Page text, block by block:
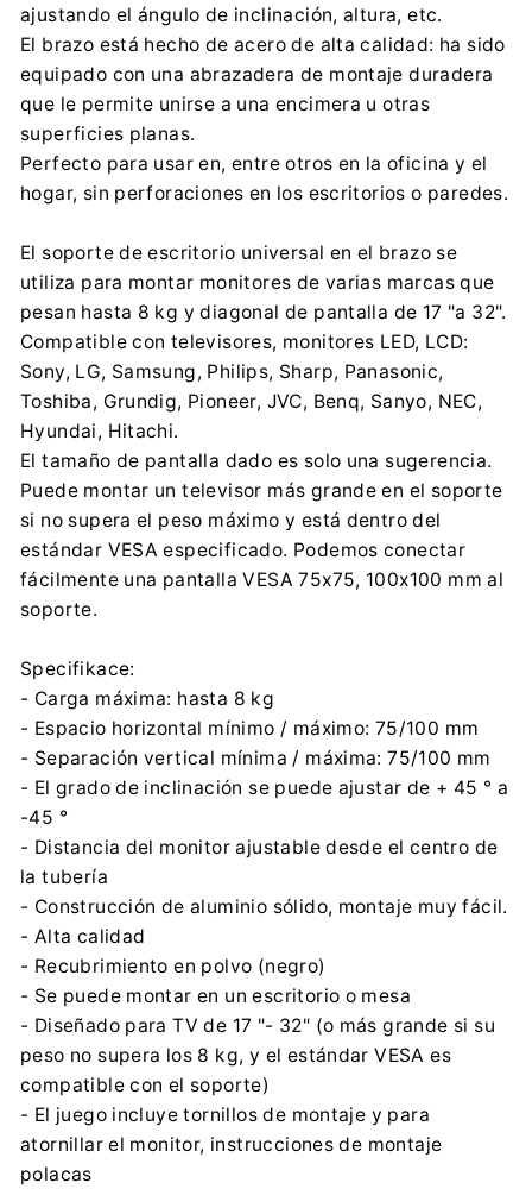
ajustando el ángulo de inclinación, altura, etc.
El brazo está hecho de acero de alta calidad: ha sido
equipado con una abrazadera de montaje duradera
que le permite unirse a una encimera u otras
superficies planas.
Perfecto para usar en, entre otros en la oficina y el
hogar, sin perforaciones en los escritorios o paredes.
El soporte de escritorio universal en el brazo se
utiliza para montar monitores de varias marcas que
pesan hasta 8 kg y diagonal de pantalla de 17 "a 32".
Compatible con televisores, monitores LED, LCD:
Sony, LG, Samsung, Philips, Sharp, Panasonic,
Toshiba, Grundig, Pioneer, JVC, Benq, Sanyo, NEC,
Hyundai, Hitachi.
El tamaño de pantalla dado es solo una sugerencia.
Puede montar un televisor más grande en el soporte
si no supera el peso máximo y está dentro del
estándar VESA especificado. Podemos conectar
fácilmente una pantalla VESA 75x75, 100x100 mm al
soporte.
Specifikace:
- Carga máxima: hasta 8 kg
- Espacio horizontal mínimo / máximo: 75/100 mm
- Separación vertical mínima / máxima: 75/100 mm
- El grado de inclinación se puede ajustar de + 45 ° a
-45 °
- Distancia del monitor ajustable desde el centro de
la tubería
- Construcción de aluminio sólido, montaje muy fácil.
- Alta calidad
- Recubrimiento en polvo (negro)
- Se puede montar en un escritorio o mesa
- Diseñado para TV de 17 "- 32" (o más grande si su
peso no supera los 8 kg, y el estándar VESA es
compatible con el soporte)
- El juego incluye tornillos de montaje y para
atornillar el monitor, instrucciones de montaje
polacas